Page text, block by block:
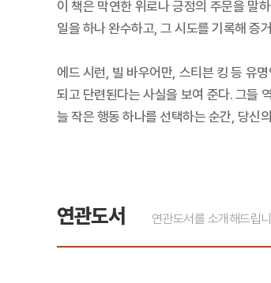
이 책은 막연한 위로나 긍정의 주문을 말
일을 하나 완수하고, 그 시도를 기록해 증
에드 시런, 빌 바우어만, 스티븐 킹 등 유
되고 단련된다는 사실을 보여 준다. 그들
늘 작은 행동 하나를 선택하는 순간, 당신
연관도서 연관도서를 소개해드립